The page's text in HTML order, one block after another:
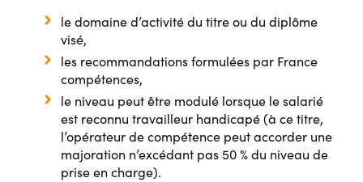
le domaine d’activité du titre ou du diplôme
visé,
les recommandations formulées par France
compétences,
le niveau peut être modulé lorsque le salarié
est reconnu travailleur handicapé (à ce titre,
l’opérateur de compétence peut accorder une
majoration n’excédant pas 50 % du niveau de
prise en charge).